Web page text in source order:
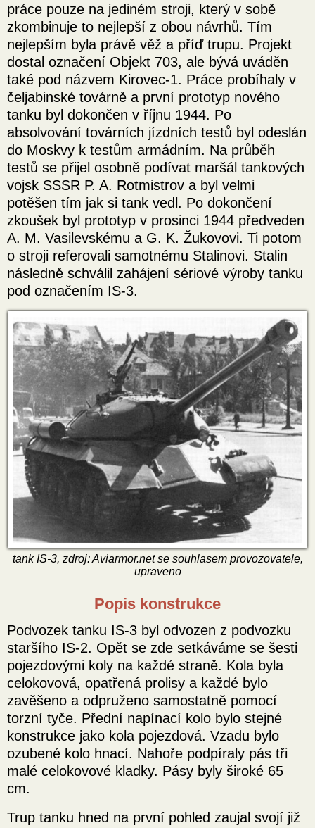
práce pouze na jediném stroji, který v sobě
zkombinuje to nejlepší z obou návrhů. Tím
nejlepším byla právě věž a příď trupu. Projekt
dostal označení Objekt 703, ale bývá uváděn
také pod názvem Kirovec-1. Práce probíhaly v
čeljabinské továrně a první prototyp nového
tanku byl dokončen v říjnu 1944. Po
absolvování továrních jízdních testů byl odeslán
do Moskvy k testům armádním. Na průběh
testů se přijel osobně podívat maršál tankových
vojsk SSSR P. A. Rotmistrov a byl velmi
potěšen tím jak si tank vedl. Po dokončení
zkoušek byl prototyp v prosinci 1944 předveden
A. M. Vasilevskému a G. K. Žukovovi. Ti potom
o stroji referovali samotnému Stalinovi. Stalin
následně schválil zahájení sériové výroby tanku
pod označením IS-3.
tank IS-3, zdroj: Aviarmor.net se souhlasem provozovatele,
upraveno
Popis konstrukce
Podvozek tanku IS-3 byl odvozen z podvozku
staršího IS-2. Opět se zde setkáváme se šesti
pojezdovými koly na každé straně. Kola byla
celokovová, opatřená prolisy a každé bylo
zavěšeno a odpruženo samostatně pomocí
torzní tyče. Přední napínací kolo bylo stejné
konstrukce jako kola pojezdová. Vzadu bylo
ozubené kolo hnací. Nahoře podpíraly pás tři
malé celokovové kladky. Pásy byly široké 65
cm.
Trup tanku hned na první pohled zaujal svojí již